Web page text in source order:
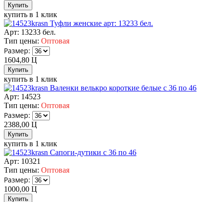
купить в 1 клик
Туфли женские арт: 13233 бел.
Арт: 13233 бел.
Тип цены: Оптовая
Размер:
1604,80 Ц
купить в 1 клик
Валенки велькро короткие белые с 36 по 46
Арт: 14523
Тип цены: Оптовая
Размер:
2388,00 Ц
купить в 1 клик
Сапоги-дутики с 36 по 46
Арт: 10321
Тип цены: Оптовая
Размер:
1000,00 Ц